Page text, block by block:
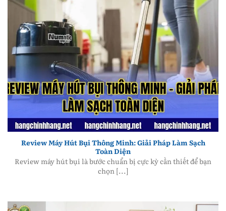
Review Máy Hút Bụi Thông Minh - Giải Pháp Làm Sạch
Toàn Diện
Review Máy Hút Bụi Thông Minh: Giải Pháp Làm Sạch
Toàn Diện
Review máy hút bụi là bước chuẩn bị cực kỳ cần thiết để bạn
chọn [...]